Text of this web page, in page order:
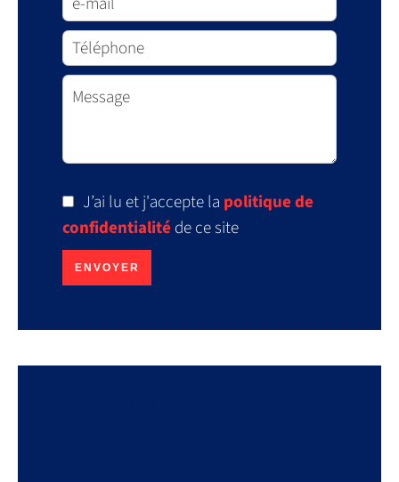
J’ai lu et j'accepte la politique de
confidentialitéde ce site
ENVOYER